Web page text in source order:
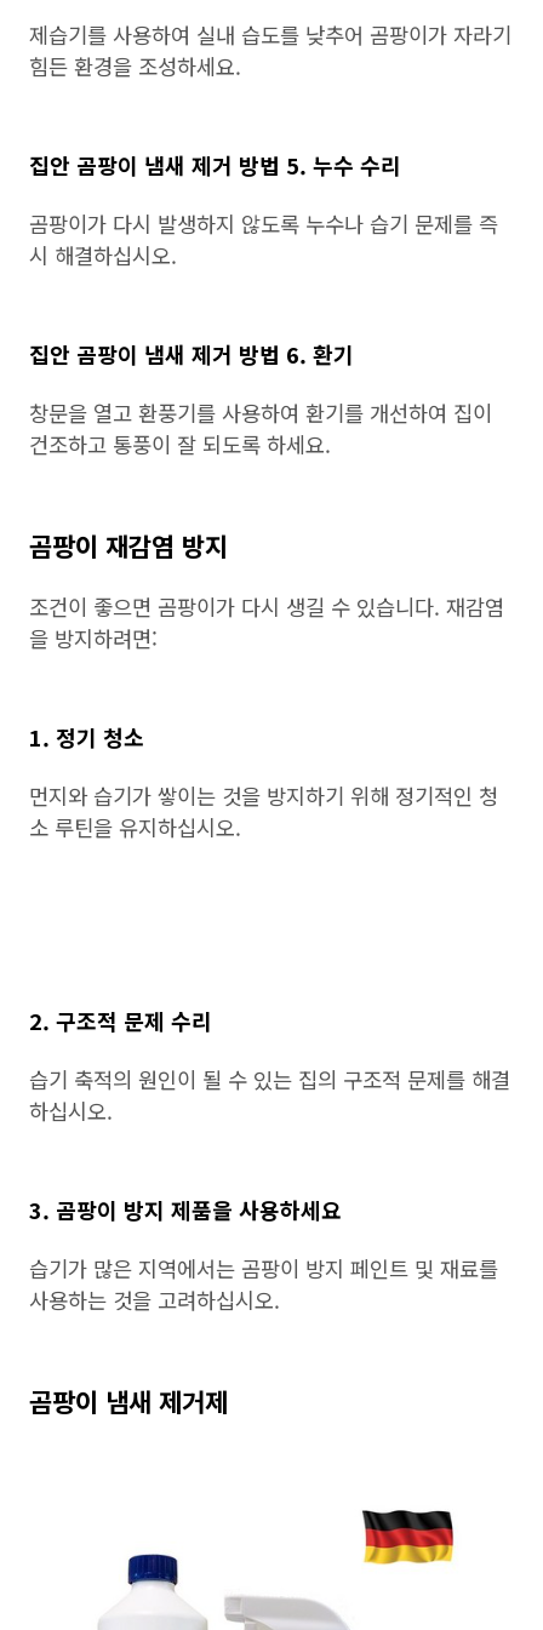
제습기를 사용하여 실내 습도를 낮추어 곰팡이가 자라기
힘든 환경을 조성하세요.
집안 곰팡이 냄새 제거 방법 5. 누수 수리
곰팡이가 다시 발생하지 않도록 누수나 습기 문제를 즉
시 해결하십시오.
집안 곰팡이 냄새 제거 방법 6. 환기
창문을 열고 환풍기를 사용하여 환기를 개선하여 집이
건조하고 통풍이 잘 되도록 하세요.
곰팡이 재감염 방지
조건이 좋으면 곰팡이가 다시 생길 수 있습니다. 재감염
을 방지하려면:
1. 정기 청소
먼지와 습기가 쌓이는 것을 방지하기 위해 정기적인 청
소 루틴을 유지하십시오.
2. 구조적 문제 수리
습기 축적의 원인이 될 수 있는 집의 구조적 문제를 해결
하십시오.
3. 곰팡이 방지 제품을 사용하세요
습기가 많은 지역에서는 곰팡이 방지 페인트 및 재료를
사용하는 것을 고려하십시오.
곰팡이 냄새 제거제